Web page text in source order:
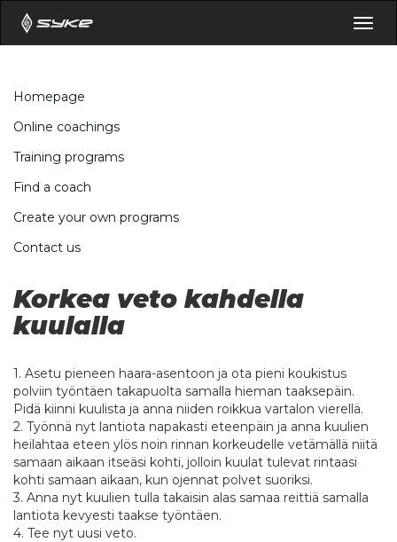
Homepage
Online coachings
Training programs
Find a coach
Create your own programs
Contact us
Korkea veto kahdella
kuulalla
1. Asetu pieneen haara-asentoon ja ota pieni koukistus
polviin työntäen takapuolta samalla hieman taaksepäin.
Pidä kiinni kuulista ja anna niiden roikkua vartalon vierellä.
2. Työnnä nyt lantiota napakasti eteenpäin ja anna kuulien
heilahtaa eteen ylös noin rinnan korkeudelle vetämällä niitä
samaan aikaan itseäsi kohti, jolloin kuulat tulevat rintaasi
kohti samaan aikaan, kun ojennat polvet suoriksi.
3. Anna nyt kuulien tulla takaisin alas samaa reittiä samalla
lantiota kevyesti taakse työntäen.
4. Tee nyt uusi veto.